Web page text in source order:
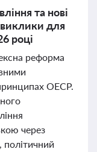
та нові
для
році
реформа
ОЕСР.
через
політичний